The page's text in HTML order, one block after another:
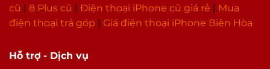
Hỗ trợ - Dịch vụ
cũ
8 Plus cũ Điện thoại iPhone cũ giá rẻ
Mua
điện thoại trả góp
Giá điện thoại iPhone Biên Hòa